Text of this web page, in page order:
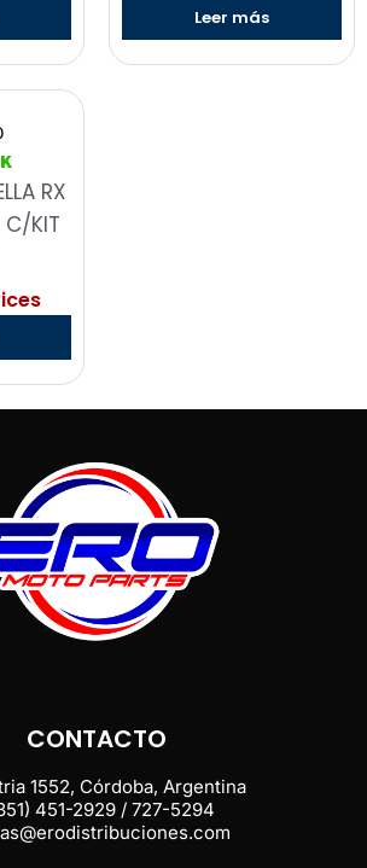
Leer más
RX
C/KIT
CONTACTO
1552, Córdoba, Argentina
451-2929 / 727-5294